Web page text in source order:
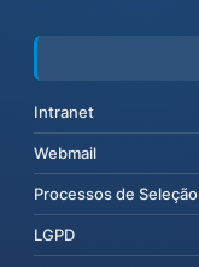
Intranet
Webmail
Processos de Seleção
LGPD